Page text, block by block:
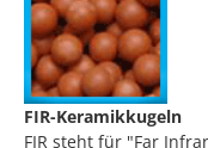
FIR-Keramikkugeln
FIR steht für "Far